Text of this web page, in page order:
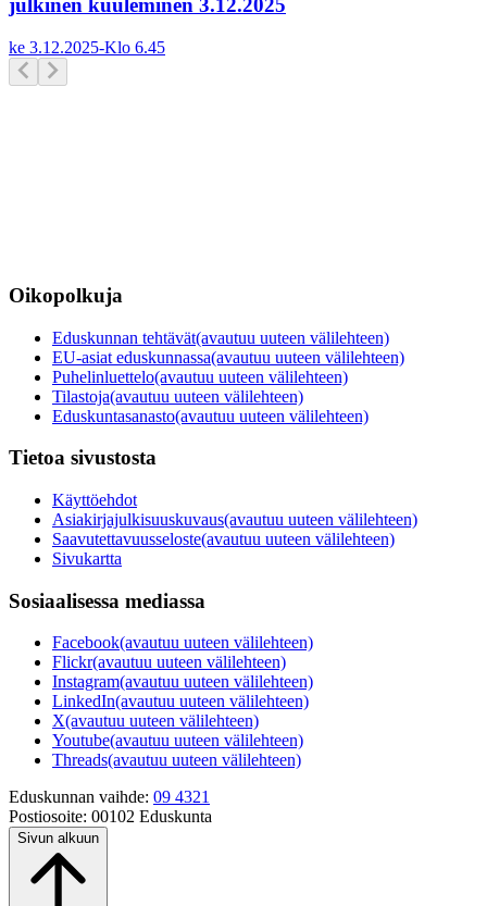
julkinen kuuleminen 3.12.2025
ke 3.12.2025-Klo 6.45
Oikopolkuja
Eduskunnan tehtävät(avautuu uuteen välilehteen)
EU-asiat eduskunnassa(avautuu uuteen välilehteen)
Puhelinluettelo(avautuu uuteen välilehteen)
Tilastoja(avautuu uuteen välilehteen)
Eduskuntasanasto(avautuu uuteen välilehteen)
Tietoa sivustosta
Käyttöehdot
Asiakirjajulkisuuskuvaus(avautuu uuteen välilehteen)
Saavutettavuusseloste(avautuu uuteen välilehteen)
Sivukartta
Sosiaalisessa mediassa
Facebook(avautuu uuteen välilehteen)
Flickr(avautuu uuteen välilehteen)
Instagram(avautuu uuteen välilehteen)
LinkedIn(avautuu uuteen välilehteen)
X(avautuu uuteen välilehteen)
Youtube(avautuu uuteen välilehteen)
Threads(avautuu uuteen välilehteen)
Eduskunnan vaihde: 09 4321
Postiosoite: 00102 Eduskunta
Sivun alkuun